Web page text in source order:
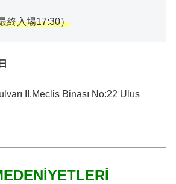
終入場17:30）
II.Meclis Binası No:22 Ulus